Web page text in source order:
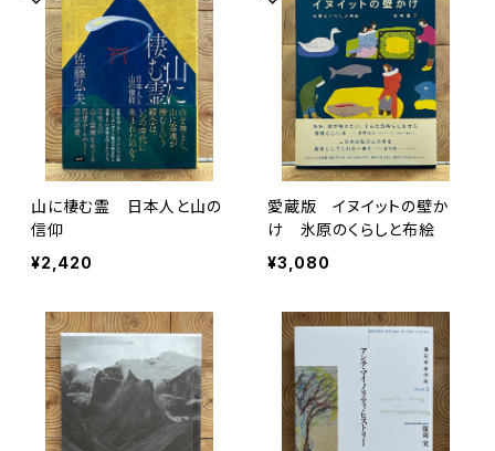
山に棲む霊 日本人と山の
信仰
¥2,420
愛蔵版 イヌイットの壁か
け 氷原のくらしと布絵
¥3,080